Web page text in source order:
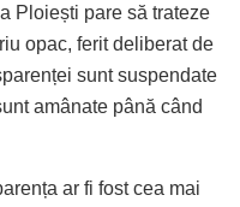
Ploiești pare să trateze
opac, ferit deliberat de
sunt suspendate
amânate până când
ar fi fost cea mai